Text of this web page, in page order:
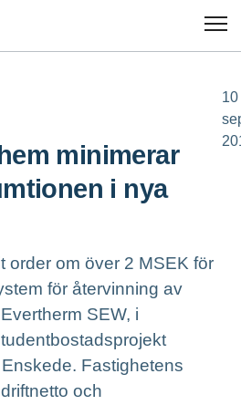
10
minimerar
i nya
order om över 2 MSEK för
för återvinning av
SEW, i
Fastighetens
och